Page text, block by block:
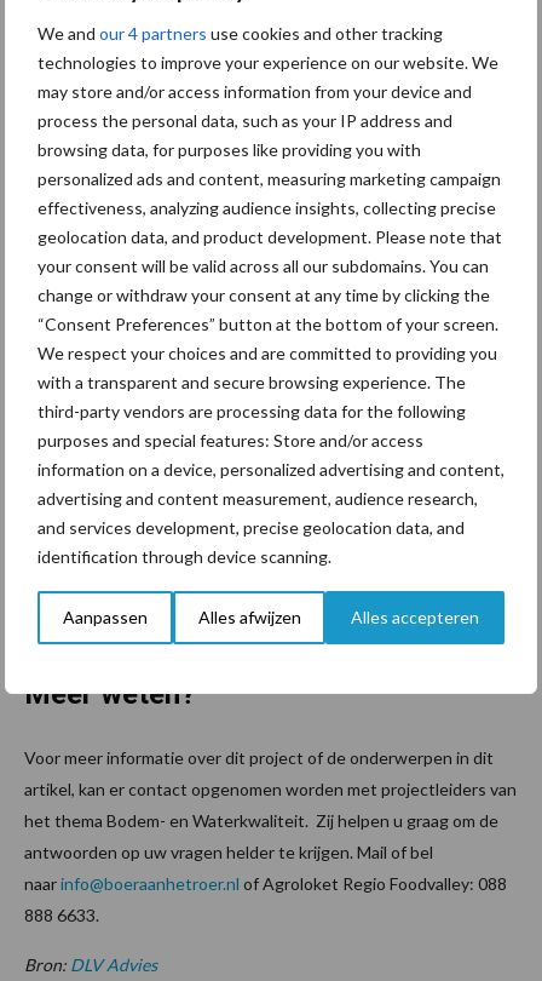
We and our 4 partners use cookies and other tracking
technologies to improve your experience on our website. We
may store and/or access information from your device and
process the personal data, such as your IP address and
browsing data, for purposes like providing you with
personalized ads and content, measuring marketing campaign
effectiveness, analyzing audience insights, collecting precise
geolocation data, and product development. Please note that
your consent will be valid across all our subdomains. You can
change or withdraw your consent at any time by clicking the
“Consent Preferences” button at the bottom of your screen.
We respect your choices and are committed to providing you
with a transparent and secure browsing experience. The
third-party vendors are processing data for the following
purposes and special features: Store and/or access
information on a device, personalized advertising and content,
advertising and content measurement, audience research,
and services development, precise geolocation data, and
identification through device scanning.
Aanpassen Alles afwijzen Alles accepteren
draagt evenmin bij aan extra draagkracht van de grond, wat rogge
weer wel doet.
Grotere wortelmassa bij onderzaai
Stef: “Wat ook bleek: alle onderzaaigewassen hadden een
grotere wortelmassa dan de nazaaigewassen. Rogge of graan
levert bijvoorbeeld duidelijk meer draagkracht op en onttrekt
verhoudingsgewijs ook minder vocht. In een droog jaar hou je dan
meer vocht over voor de maïs.” Nadeel is echter dat rogge weer
niet geschikt is voor onderzaai. Dat kun je alleen na de maïs
zaaien, vóór 1 oktober.”
Het blijft puzzelen
En zo blijft er nog heel wat te puzzelen en te stoeien met de
vanggewassen en de diverse vormen van vernietiging en
grondbewerking. Stef: “Eigenlijk zouden we deze proef willen
Meer weten?
Voor meer informatie over dit project of de onderwerpen in dit
artikel, kan er contact opgenomen worden met projectleiders van
het thema Bodem- en Waterkwaliteit. Zij helpen u graag om de
antwoorden op uw vragen helder te krijgen. Mail of bel
naarinfo@boeraanhetroer.nl of Agroloket Regio Foodvalley: 088
888 6633.
Bron: DLV Advies